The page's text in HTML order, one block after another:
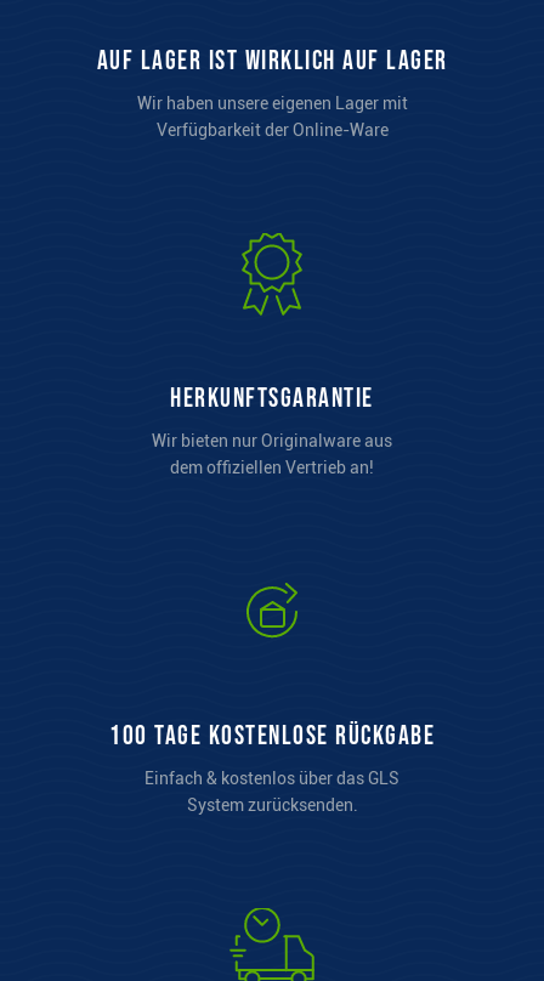
auf Lager ist wirklich auf Lager
Wir haben unsere eigenen Lager mit
Verfügbarkeit der Online-Ware
Herkunftsgarantie
Wir bieten nur Originalware aus
dem offiziellen Vertrieb an!
100 Tage kostenlose Rückgabe
Einfach & kostenlos über das GLS
System zurücksenden.